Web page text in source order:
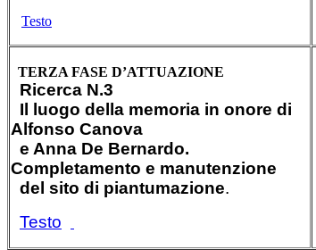
Testo
TERZA FASE D’ATTUAZIONE
Ricerca N.3
Il luogo della memoria in onore di
Alfonso Canova
e Anna De Bernardo.
Completamento e manutenzione
del sito di piantumazione.
Testo